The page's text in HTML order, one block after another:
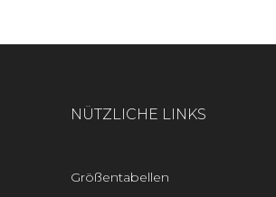
NÜTZLICHE LINKS
Größentabellen